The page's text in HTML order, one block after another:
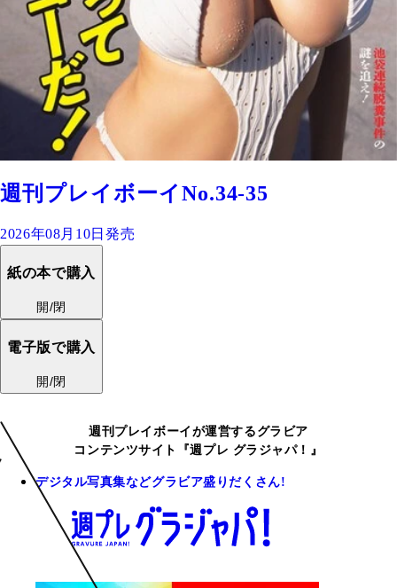
週刊プレイボーイNo.34-35
2026年08月10日発売
紙の本で購入
開/閉
電子版で購入
開/閉
週刊プレイボーイが運営するグラビア
コンテンツサイト『週プレ グラジャパ！』
デジタル写真集などグラビア盛りだくさん!